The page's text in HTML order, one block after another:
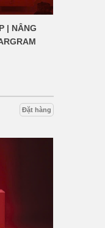
| NÂNG
Đặt hàng